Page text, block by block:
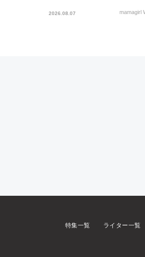
2026.08.07 mamagirl
特集一覧 ライター一覧